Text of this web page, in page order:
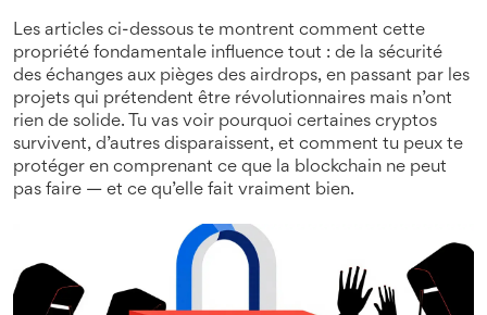
Les articles ci-dessous te montrent comment cette
propriété fondamentale influence tout : de la sécurité
des échanges aux pièges des airdrops, en passant par les
projets qui prétendent être révolutionnaires mais n’ont
rien de solide. Tu vas voir pourquoi certaines cryptos
survivent, d’autres disparaissent, et comment tu peux te
protéger en comprenant ce que la blockchain ne peut
pas faire — et ce qu’elle fait vraiment bien.